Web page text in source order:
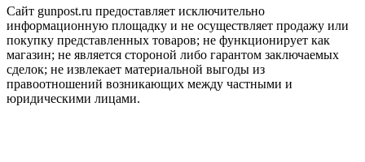
Сайт gunpost.ru предоставляет исключительно
информационную площадку и не осуществляет продажу или
покупку представленных товаров; не функционирует как
магазин; не является стороной либо гарантом заключаемых
сделок; не извлекает материальной выгоды из
правоотношений возникающих между частными и
юридическими лицами.